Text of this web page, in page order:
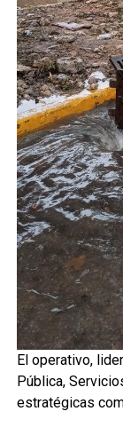
El operativo,
Pública,
estratégicas